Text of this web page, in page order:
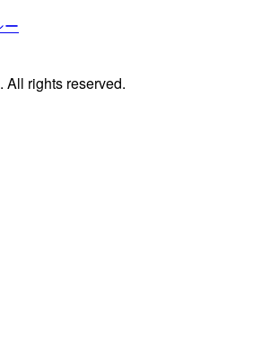
ー
rights reserved.